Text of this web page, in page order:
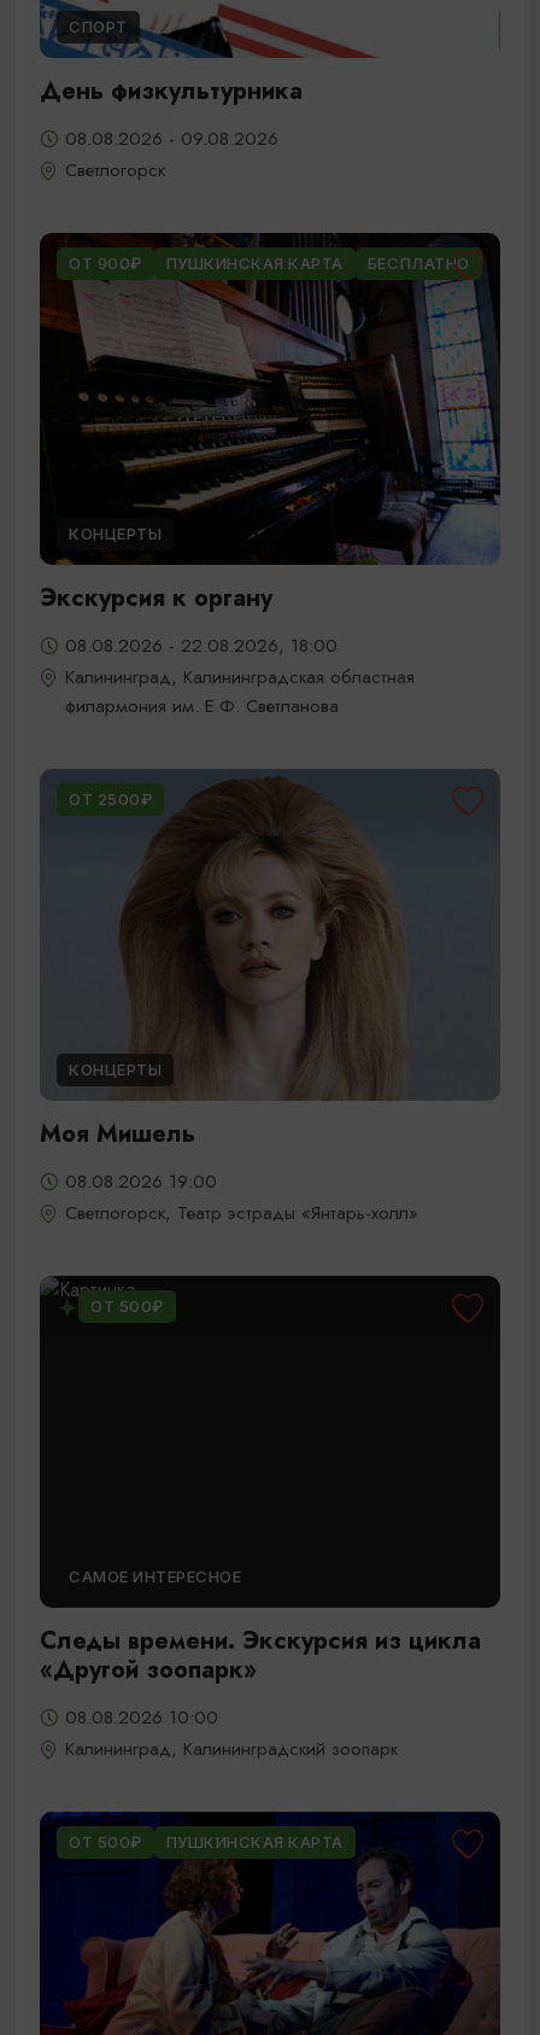
СПОРТ
День физкультурника
08.08.2026 - 09.08.2026
Светлогорск
ОТ 900₽ ПУШКИНСКАЯ КАРТА БЕСПЛАТНО
КОНЦЕРТЫ
Экскурсия к органу
08.08.2026 - 22.08.2026, 18:00
Калининград, Калининградская областная
филармония им. Е.Ф. Светланова
ОТ 2500₽
КОНЦЕРТЫ
Моя Мишель
08.08.2026 19:00
Светлогорск, Театр эстрады «Янтарь-холл»
ОТ 500₽
САМОЕ ИНТЕРЕСНОЕ
Следы времени. Экскурсия из цикла
«Другой зоопарк»
08.08.2026 10:00
Калининград, Калининградский зоопарк
ОТ 500₽ ПУШКИНСКАЯ КАРТА